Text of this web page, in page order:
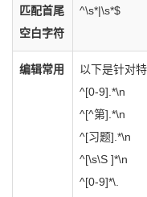
匹配首尾
空白字符
^\s*|\s*$
编辑常用
以下是针对
^[0-9].*\n
^[^第].*\n
^[习题].*\n
^[\s\S ]*\n
^[0-9]*\.